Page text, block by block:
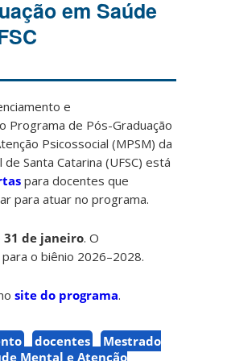
em Saúde
e
Programa de Pós-Graduação
Psicossocial (MPSM) da
Santa Catarina (UFSC) está
para docentes que
para atuar no programa.
31 de janeiro. O
o biênio 2026–2028.
site do programa.
docentes
Mestrado
Mental e Atenção